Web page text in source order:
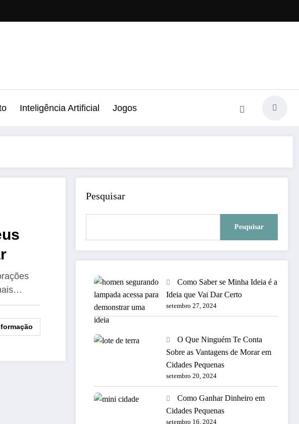
Inteligência Artificial Jogos
Pesquisar
Pesquisar
Como Saber se Minha Ideia é a
Ideia que Vai Dar Certo
setembro 27, 2024
O Que Ninguém Te Conta
Sobre as Vantagens de Morar em
Cidades Pequenas
setembro 20, 2024
Como Ganhar Dinheiro em
Cidades Pequenas
setembro 16, 2024